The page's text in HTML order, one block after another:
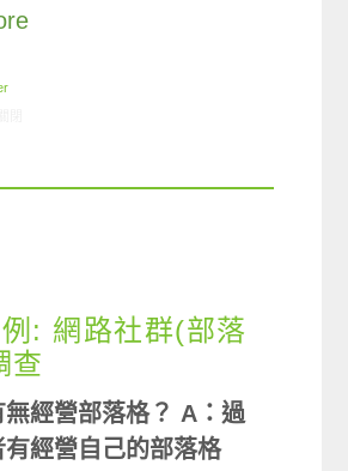
: 網路社群(部落
查
無經營部落格？ A：過
有經營自己的部落格